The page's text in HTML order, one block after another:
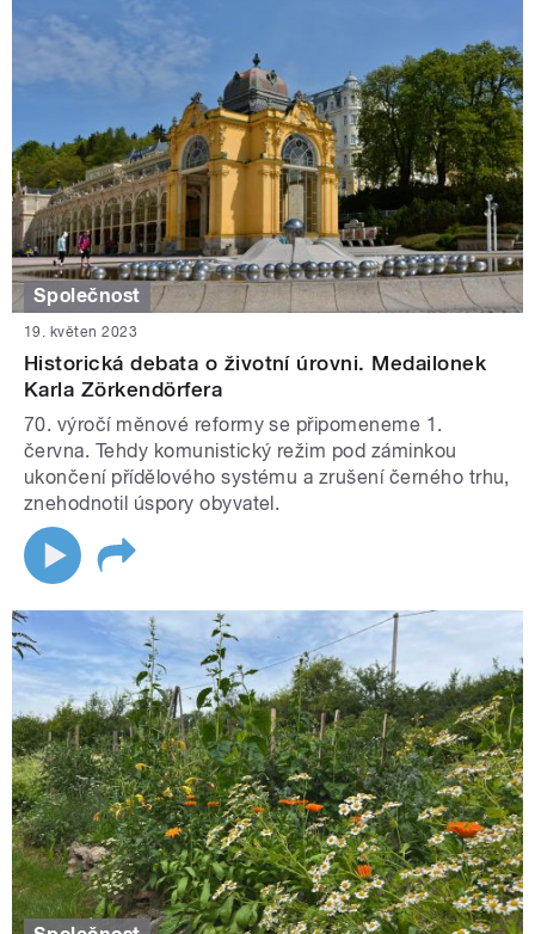
Společnost
19. květen 2023
Historická debata o životní úrovni. Medailonek
Karla Zörkendörfera
70. výročí měnové reformy se připomeneme 1.
června. Tehdy komunistický režim pod záminkou
ukončení přídělového systému a zrušení černého trhu,
znehodnotil úspory obyvatel.